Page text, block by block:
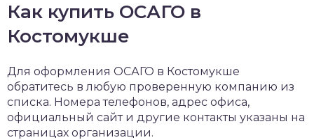
Как купить ОСАГО в
Костомукше
Для оформления ОСАГО в Костомукше
обратитесь в любую проверенную компанию из
списка. Номера телефонов, адрес офиса,
официальный сайт и другие контакты указаны на
страницах организации.